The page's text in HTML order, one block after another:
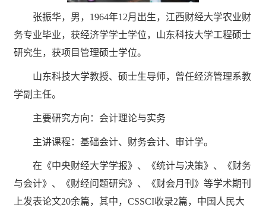
张振华，男，1964年12月出生，江西财经大学农业财
务专业毕业，获经济学学士学位，山东科技大学工程硕士
研究生，获项目管理硕士学位。
山东科技大学教授、硕士生导师，曾任经济管理系教
学副主任。
主要研究方向：会计理论与实务
主讲课程：基础会计、财务会计、审计学。
在《中央财经大学学报》、《统计与决策》、《财务
与会计》、《财经问题研究》、《财会月刊》等学术期刊
上发表论文20余篇，其中，CSSCI收录2篇，中国人民大